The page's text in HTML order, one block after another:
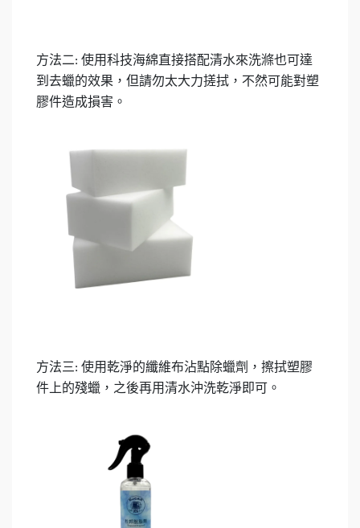
方法二: 使用科技海綿直接搭配清水來洗滌也可達
到去蠟的效果，但請勿太大力搓拭，不然可能對塑
膠件造成損害。
方法三: 使用乾淨的纖維布沾點除蠟劑，擦拭塑膠
件上的殘蠟，之後再用清水沖洗乾淨即可。